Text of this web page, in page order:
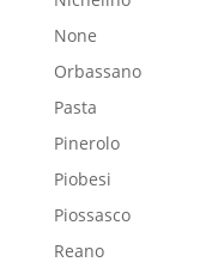
None
Orbassano
Pasta
Pinerolo
Piobesi
Piossasco
Reano